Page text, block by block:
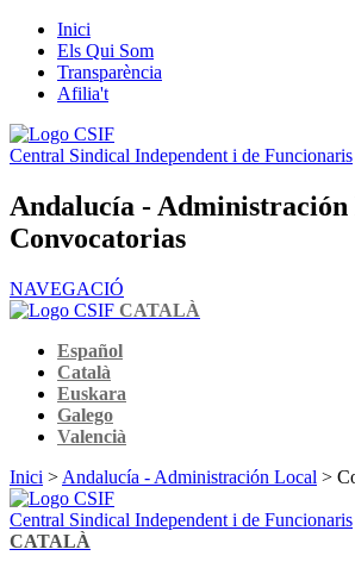
Inici
Els Qui Som
Transparència
Afilia't
Central Sindical Independent i de Funcionaris
Andalucía - Administración
Convocatorias
NAVEGACIÓ
CATALÀ
Español
Català
Euskara
Galego
Valencià
Inici > Andalucía - Administración Local >
Central Sindical Independent i de Funcionaris
CATALÀ